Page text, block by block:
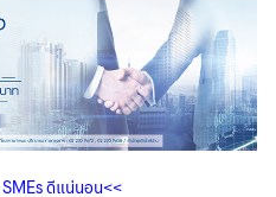
SMEsดีแน่นอน<<